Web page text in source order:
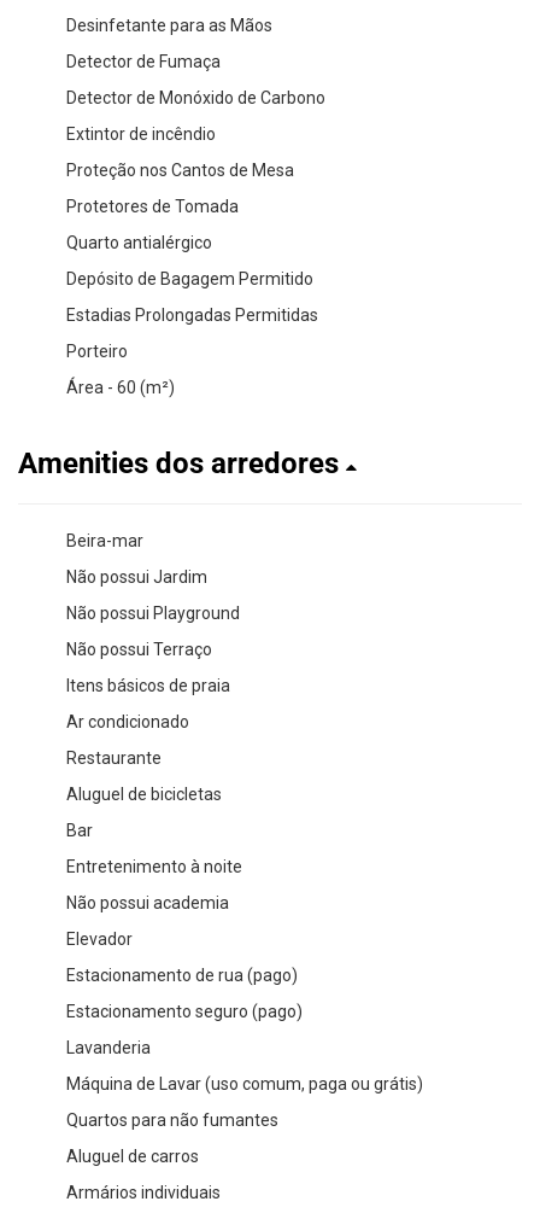
Desinfetante para as Mãos
Detector de Fumaça
Detector de Monóxido de Carbono
Extintor de incêndio
Proteção nos Cantos de Mesa
Protetores de Tomada
Quarto antialérgico
Depósito de Bagagem Permitido
Estadias Prolongadas Permitidas
Porteiro
Área - 60 (m²)
Amenities dos arredores
Beira-mar
Não possui Jardim
Não possui Playground
Não possui Terraço
Itens básicos de praia
Ar condicionado
Restaurante
Aluguel de bicicletas
Bar
Entretenimento à noite
Não possui academia
Elevador
Estacionamento de rua (pago)
Estacionamento seguro (pago)
Lavanderia
Máquina de Lavar (uso comum, paga ou grátis)
Quartos para não fumantes
Aluguel de carros
Armários individuais